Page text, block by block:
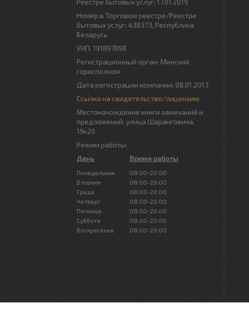
Реестре бытовых услуг: 17.01.2019
Номер в Торговом реестре/Реестре
бытовых услуг: 438373, Республика
Беларусь
УНП: 191897898
Регистрационный орган: Минский
горисполком
Дата регистрации компании: 08.01.2013
Ссылка на свидетельство/лицензию
Местонахождение книги замечаний и
предложений: улица Шаранговича,
19к20
Режим работы:
День
Время работы
Понедельник
08:00-20:00
Вторник
08:00-20:00
Среда
08:00-20:00
Четверг
08:00-20:00
Пятница
08:00-20:00
Суббота
08:00-20:00
Воскресенье
08:00-20:00